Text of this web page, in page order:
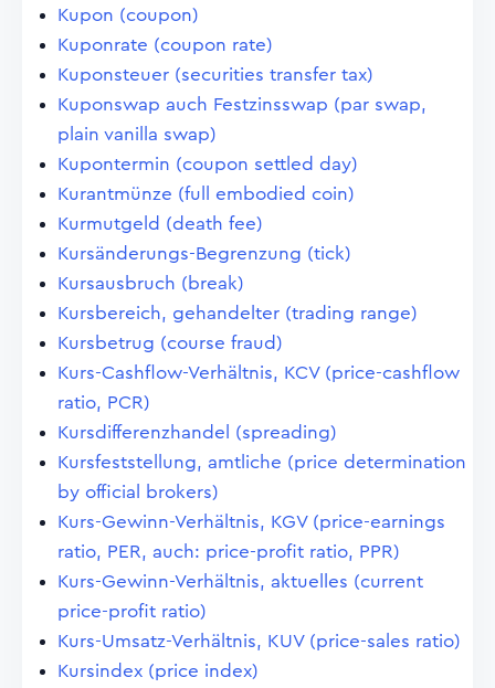
Kupon (coupon)
Kuponrate (coupon rate)
Kuponsteuer (securities transfer tax)
Kuponswap auch Festzinsswap (par swap,
plain vanilla swap)
Kupontermin (coupon settled day)
Kurantmünze (full embodied coin)
Kurmutgeld (death fee)
Kursänderungs-Begrenzung (tick)
Kursausbruch (break)
Kursbereich, gehandelter (trading range)
Kursbetrug (course fraud)
Kurs-Cashflow-Verhältnis, KCV (price-cashflow
ratio, PCR)
Kursdifferenzhandel (spreading)
Kursfeststellung, amtliche (price determination
by official brokers)
Kurs-Gewinn-Verhältnis, KGV (price-earnings
ratio, PER, auch: price-profit ratio, PPR)
Kurs-Gewinn-Verhältnis, aktuelles (current
price-profit ratio)
Kurs-Umsatz-Verhältnis, KUV (price-sales ratio)
Kursindex (price index)